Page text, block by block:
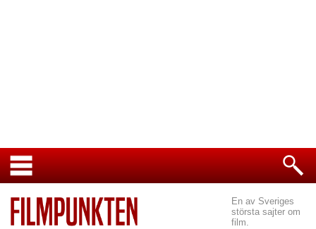
En av Sveriges
största sajter om
film.